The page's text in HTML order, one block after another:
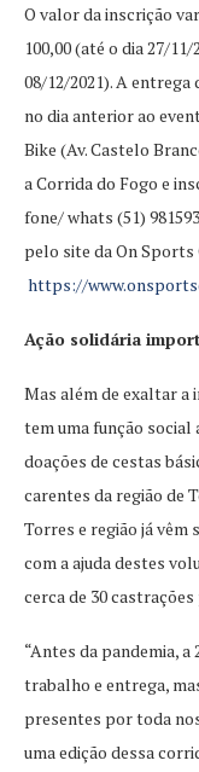
O valor da inscrição
100,00 (até o dia 27/
08/12/2021). A
no dia anterior ao
Bike (Av. Castelo
a Corrida do Fogo e
fone/ whats (51)
pelo site da On
https://
Ação solidária
Mas além de exaltar a
tem uma função social
doações de cestas
carentes da região de
Torres e região já vêm
com a ajuda destes
cerca de 30
“Antes da pandemia,
trabalho e entrega,
presentes por toda
uma edição dessa